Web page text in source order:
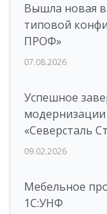
Вышла новая
типовой
ПРОФ»
07.08.2026
Успешное
«Северсталь
09.02.2026
Мебельное
1С:УНФ